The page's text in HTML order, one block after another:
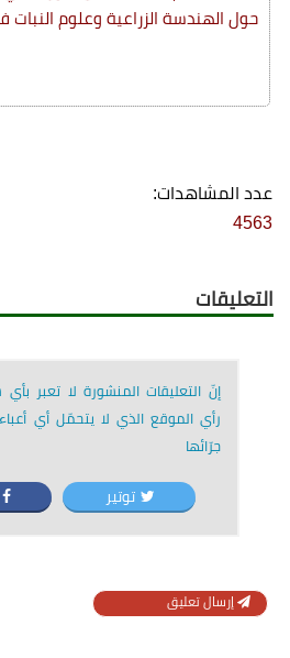
حول الهندسة الزراعية وعلوم النبات
عدد المشاهدات:
4563
التعليقات
إنّ التعليقات المنشورة لا تعبر
رأي الموقع الذي لا يتحمّل أي
جرّائها
توتير
إرسال تعليق